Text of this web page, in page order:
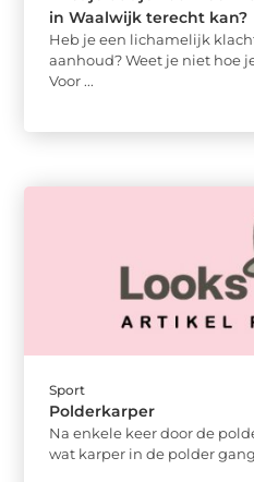
in Waalwijk terecht kan?
Heb je een lichamelijk
aanhoud? Weet je niet hoe
Voor ...
Sport
Polderkarper
Na enkele keer door de
wat karper in de polder